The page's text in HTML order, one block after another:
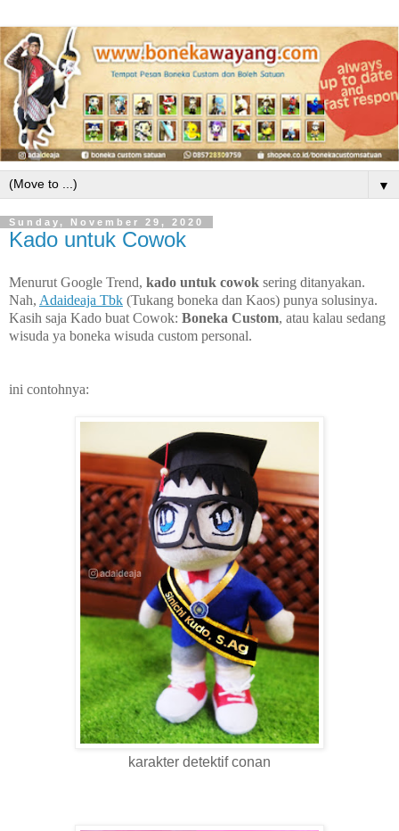
▼
Sunday, November 29, 2020
Kado untuk Cowok
Menurut Google Trend, kado untuk cowok sering ditanyakan.
Nah, Adaideaja Tbk (Tukang boneka dan Kaos) punya solusinya.
Kasih saja Kado buat Cowok: Boneka Custom, atau kalau sedang
wisuda ya boneka wisuda custom personal.
ini contohnya:
karakter detektif conan